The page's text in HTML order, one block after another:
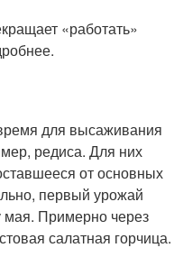
«работать»
для высаживания
редиса. Для них
от основных
первый урожай
мая. Примерно через
салатная горчица.